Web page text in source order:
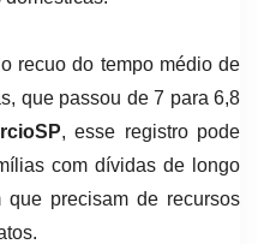
recuo do tempo médio de
que passou de 7 para 6,8
, esse registro pode
com dívidas de longo
precisam de recursos